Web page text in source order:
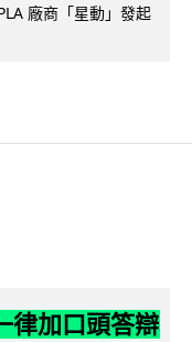
廠商「星動」發起
律加口頭答辯